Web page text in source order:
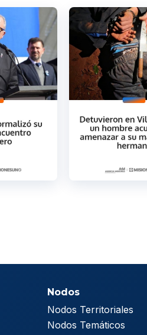
Nodos
Nodos Territoriales
Nodos Temáticos